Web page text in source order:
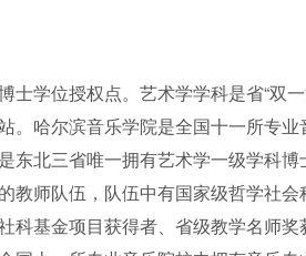
学位授权点。艺术学学科是省“双
。哈尔滨音乐学院是全国十一所专
东北三省唯一拥有艺术学一级学科博
师队伍，队伍中有国家级哲学社会
科基金项目获得者、省级教学名师